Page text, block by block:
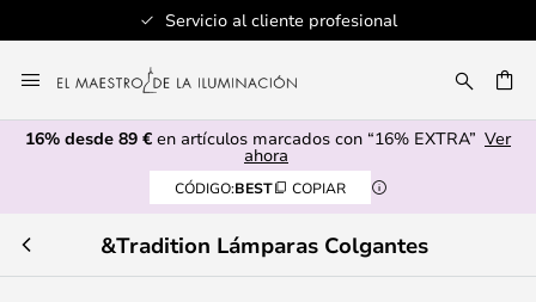
Distribuidor autorizado
al
contenido
16% desde 89 € en artículos marcados con “16% EXTRA” Ver
ahora
CÓDIGO:BEST COPIAR
&Tradition Lámparas Colgantes